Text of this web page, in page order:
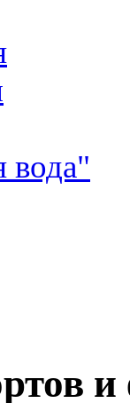
вода"
и